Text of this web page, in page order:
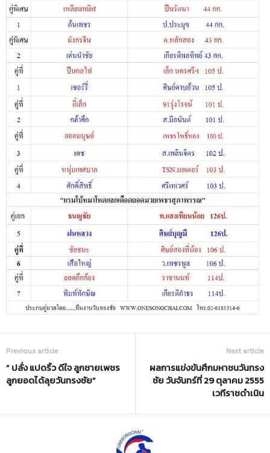
Previous article
” ปลั่ง แปดริ้ว ดีใจ ลูกชายเพชร
ลูกยอดได้ลุยวันทรงชัย”
Next article
ผลการแข่งขันศึกมหาชนวันทรง
ชัย วันจันทร์ที่ 29 ตุลาคม 2555
เวทีราชดำเนิน